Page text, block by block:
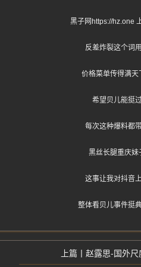
黑子网https://hz.one
反差炸裂这个词
价格菜单传得满天
希望贝儿能挺
每次这种爆料都
黑丝长腿重庆妹
这事让我对抖音
整体看贝儿事件挺
赵露思-国外